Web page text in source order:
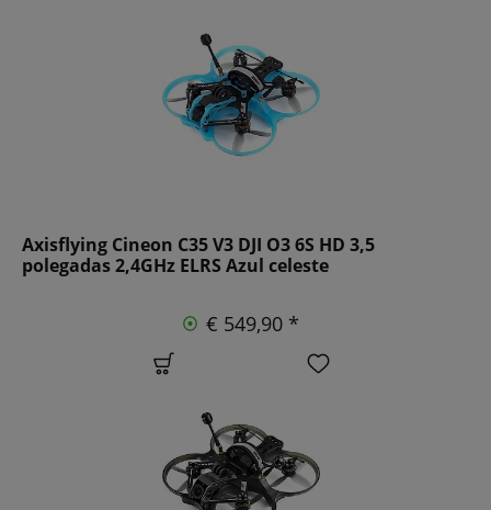
Axisflying Cineon C35 V3 DJI O3 6S HD 3,5
polegadas 2,4GHz ELRS Azul celeste
€ 549,90 *